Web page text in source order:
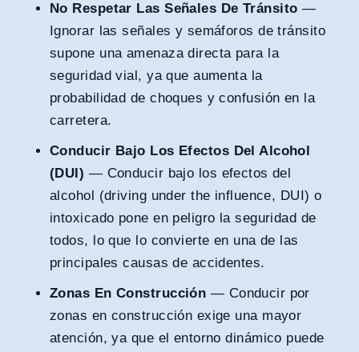
No Respetar Las Señales De Tránsito —
Ignorar las señales y semáforos de tránsito
supone una amenaza directa para la
seguridad vial, ya que aumenta la
probabilidad de choques y confusión en la
carretera.
Conducir Bajo Los Efectos Del Alcohol
(DUI) — Conducir bajo los efectos del
alcohol (driving under the influence, DUI) o
intoxicado pone en peligro la seguridad de
todos, lo que lo convierte en una de las
principales causas de accidentes.
Zonas En Construcción — Conducir por
zonas en construcción exige una mayor
atención, ya que el entorno dinámico puede